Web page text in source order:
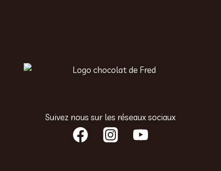
Suivez nous sur les réseaux sociaux